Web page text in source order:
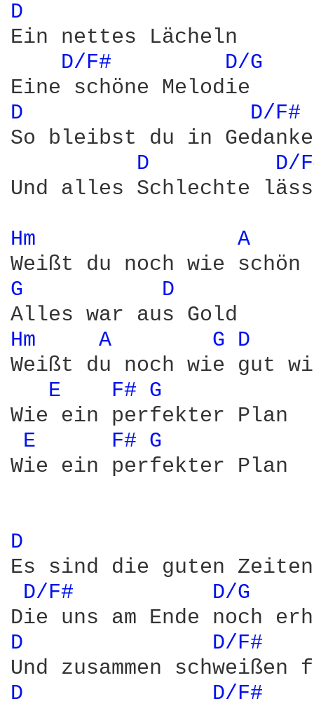
D
Ein nettes Lächeln
D/F#
D/G
D
D/F#
So bleibst du in
D
D/
Und alles Schlechte
Hm A
G
D
Hm
A G D
Weißt du noch wie gut
E
F# G
Wie ein perfekter Plan
E
F# G
Wie ein perfekter Plan
D
Es sind die guten Zeiten
D/F#
D/G
D D/F#
D
D/F#